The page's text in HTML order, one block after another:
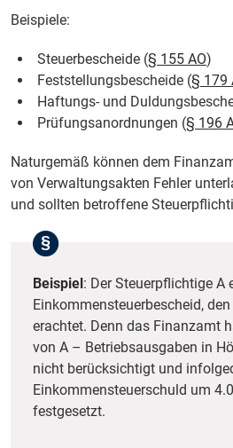
Beispiele:
Steuerbescheide (§ 155 AO)
Feststellungsbescheide (§ 179
Haftungs- und
Prüfungsanordnungen (§ 196
Naturgemäß können dem
von Verwaltungsakten Fehler
und sollten betroffene
Beispiel: Der Steuerpflichtige A
Einkommensteuerbescheid,
erachtet. Denn das Finanzamt
von A – Betriebsausgaben in
nicht berücksichtigt und
Einkommensteuerschuld um
festgesetzt.